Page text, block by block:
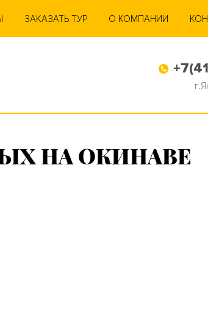
ЗАКАЗАТЬ ТУР О КОМПАНИИ
НА ОКИНАВЕ